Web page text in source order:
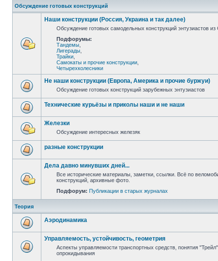
Обсуждение готовых конструкций
Наши конструкции (Россия, Украина и так далее)
Обсуждение готовых самодельных конструкций энтузиастов
Подфорумы:
Тандемы
Лигерады
Трайки
Самокаты и прочие конструкции
Четырехколесники
Не наши конструкции (Европа, Америка и прочие буржуи)
Обсуждение готовых конструкций зарубежных энтузиастов
Технические курьёзы и приколы наши и не наши
Железки
Обсуждение интересных железяк
разные конструкции
Дела давно минувших дней...
Все исторические материалы, заметки, ссылки. Всё по
конструкций, архивные фото.
Подфорум: Публикации в старых журналах
Теория
Аэродинамика
Управляемость, устойчивость, геометрия
Аспекты управляемости транспортных средств, понятия
опрокидывания